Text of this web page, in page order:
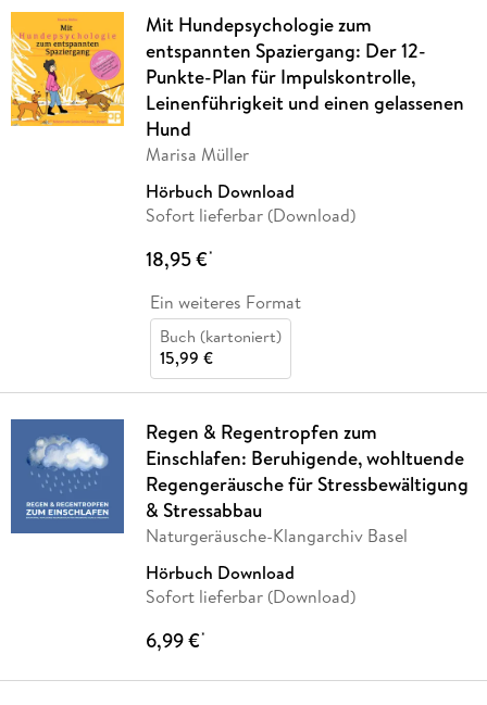
Mit Hundepsychologie zum
entspannten Spaziergang: Der 12-
Punkte-Plan für Impulskontrolle,
Leinenführigkeit und einen gelassenen
Hund
Marisa Müller
Hörbuch Download
Sofort lieferbar (Download)
18,95 €*
Ein weiteres Format
Buch (kartoniert)
15,99 €
Regen & Regentropfen zum
Einschlafen: Beruhigende, wohltuende
Regengeräusche für Stressbewältigung
& Stressabbau
Naturgeräusche-Klangarchiv Basel
Hörbuch Download
Sofort lieferbar (Download)
6,99 €*